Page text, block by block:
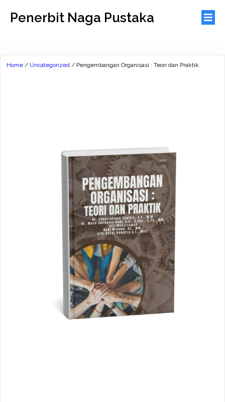
Penerbit Naga Pustaka
Home / Uncategorized / Pengembangan Organisasi : Teori dan Praktik